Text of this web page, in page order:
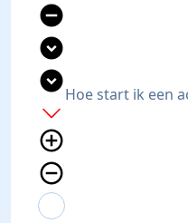
remove_circle
expand_circle_down
expand_circle_down
add
add_circle_outline
remove_circle_outline
expand_more
expand_less
Hoe start ik een